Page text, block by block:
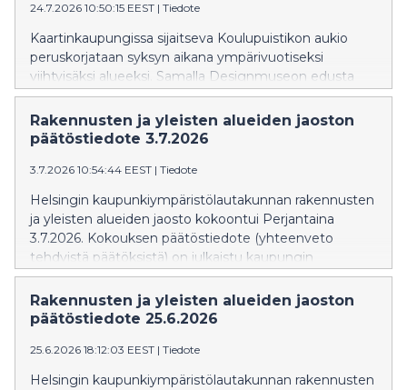
24.7.2026 10:50:15 EEST | Tiedote
Kaartinkaupungissa sijaitseva Koulupuistikon aukio
peruskorjataan syksyn aikana ympärivuotiseksi
viihtyisäksi alueeksi. Samalla Designmuseon edusta
Korkeavuorenkadulla ja Merimiehenkadulla
rauhoitetaan aiempaa kävelijäystävällisemmäksi, ja
katujen kunnallistekniikkaa uusitaan.
Rakennusten ja yleisten alueiden jaoston
päätöstiedote 3.7.2026
3.7.2026 10:54:44 EEST | Tiedote
Helsingin kaupunkiympäristölautakunnan rakennusten
ja yleisten alueiden jaosto kokoontui Perjantaina
3.7.2026. Kokouksen päätöstiedote (yhteenveto
tehdyistä päätöksistä) on julkaistu kaupungin
verkkosivuilla: Päätöstiedote » Päätöstiedote näkyy
verkkosivuilla siihen asti kun kokouksen pöytäkirja
julkaistaan. Pöytäkirja korvaa
yleisten alueiden jaoston seuraava kokous on torstaina
20.8.2026.
Rakennusten ja yleisten alueiden jaoston
päätöstiedote 25.6.2026
25.6.2026 18:12:03 EEST | Tiedote
Helsingin kaupunkiympäristölautakunnan rakennusten